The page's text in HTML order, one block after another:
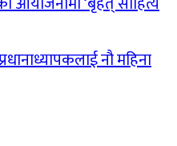
नौ महिना